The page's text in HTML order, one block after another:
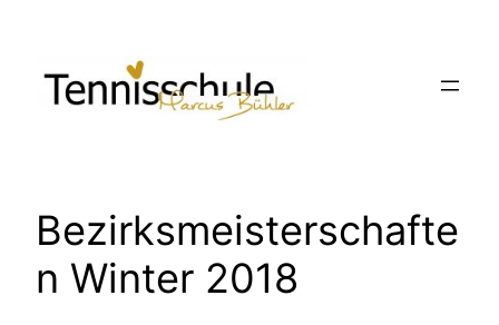
springen
Bezirksmeisterschafte
n Winter 2018